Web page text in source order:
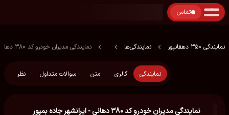
تماس
نمایندگی 350 دهقانپور نمایندگی‌ها نمایندگی مدیران خودرو کد ۳۸۰ دهانی - ایرانشهر جاده بمپور
نمایندگی گالری متن سوالات متداول نظر
نمایندگی مدیران خودرو کد ۳۸۰ دهانی - ایرانشهر جاده بمپور